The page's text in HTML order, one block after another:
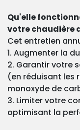
Qu'elle
votre chaudière
Cet entretien
1. Augmenter la
2. Garantir votre
(en réduisant les
monoxyde de
3. Limiter votre
optimisant la